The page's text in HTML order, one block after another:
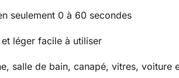
seulement 0 à 60 secondes
léger facile à utiliser
salle de bain, canapé, vitres, voiture